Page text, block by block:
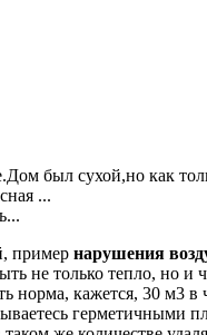
был сухой,но как
...
пример нарушения
не только тепло, но и
норма, кажется, 30 м3
герметичными